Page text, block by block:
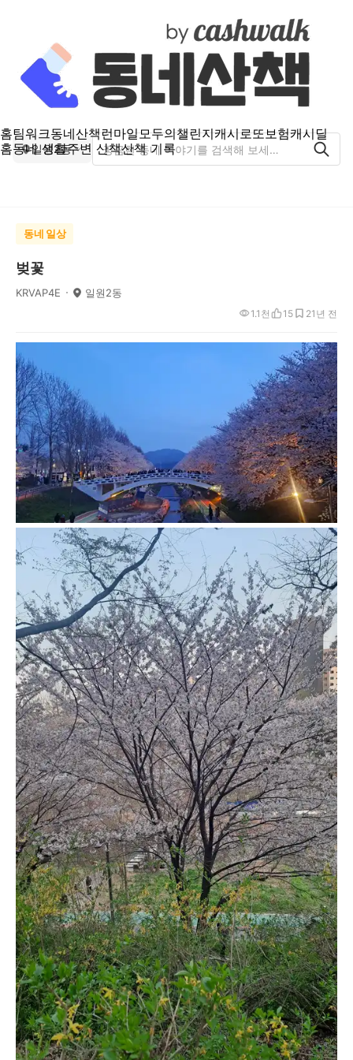
홈팀워크동네산책런마일모두의챌린지캐시로또보험캐시딜
홈동네 생활주변 산책산책 기록
일원2동
동네 일상
벚꽃
KRVAP4E 일원2동
1년 전
1.1천 15 2